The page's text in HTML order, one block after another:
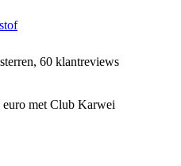
60 klantreviews
met Club Karwei